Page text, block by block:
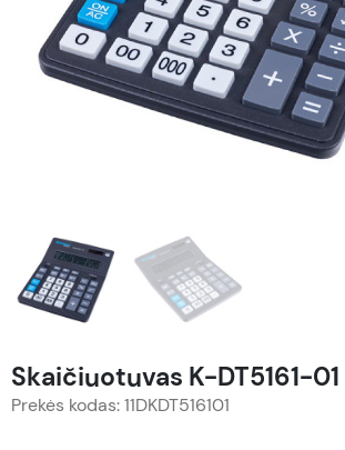
Skaičiuotuvas K-DT5161-01
Prekės kodas: 11DKDT516101